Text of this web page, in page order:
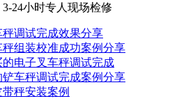
24小时专人现场检修